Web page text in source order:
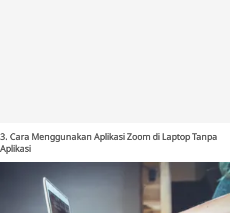
3. Cara Menggunakan Aplikasi Zoom di Laptop Tanpa
Aplikasi